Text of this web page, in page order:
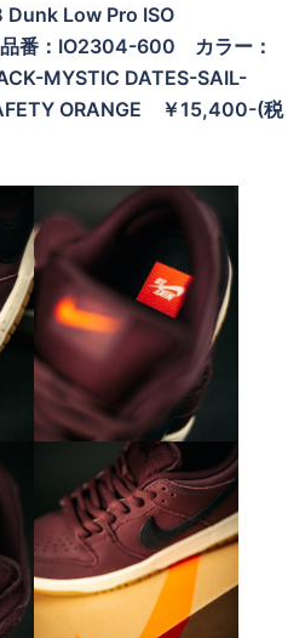
Dunk Low Pro ISO
番：IO2304-600 カラー：
MYSTIC DATES-SAIL-
ORANGE ￥15,400-(税